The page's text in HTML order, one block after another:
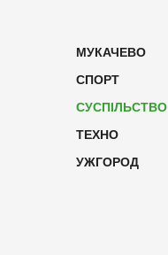
МУКАЧЕВО
СПОРТ
СУСПІЛЬСТВО
ТЕХНО
УЖГОРОД